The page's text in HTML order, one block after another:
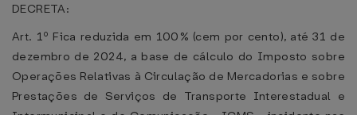
DECRETA:
Art. 1º Fica reduzida em 100% (cem por cento), até 31 de
dezembro de 2024, a base de cálculo do Imposto sobre
Operações Relativas à Circulação de Mercadorias e sobre
Prestações de Serviços de Transporte Interestadual e